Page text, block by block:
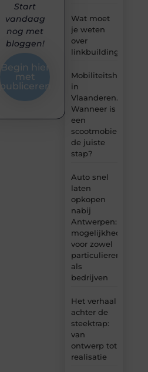
Wat moet
je weten
over
linkbuilding?
in
Vlaanderen.
Wanneer is
een
scootmobiel
de juiste
stap?
Auto snel
laten
opkopen
nabij
Antwerpen:
mogelijkheden
voor zowel
particulieren
als
bedrijven
Het verhaal
achter de
steektrap:
van
ontwerp tot
realisatie
Start
vandaag
nog met
bloggen!
Begin hier
met
publiceren